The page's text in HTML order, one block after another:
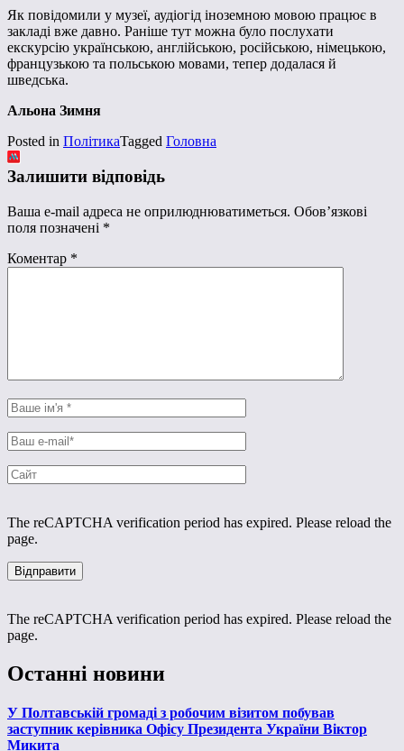
Як повідомили у музеї, аудіогід іноземною мовою працює в
закладі вже давно. Раніше тут можна було послухати
екскурсію українською, англійською, російською, німецькою,
французькою та польською мовами, тепер додалася й
шведська.
Альона Зимня
Posted in ПолітикаTagged Головна
Залишити відповідь
Ваша e-mail адреса не оприлюднюватиметься. Обов’язкові
поля позначені *
Коментар *
The reCAPTCHA verification period has expired. Please reload the
page.
The reCAPTCHA verification period has expired. Please reload the
page.
Останні новини
У Полтавській громаді з робочим візитом побував
заступник керівника Офісу Президента України Віктор
Микита